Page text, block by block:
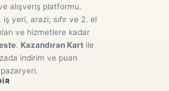
alışveriş platformu.
iş yeri, arazi; sıfır ve 2. el
ve hizmetlere kadar
. Kazandıran Kart ile
indirim ve puan
pazaryeri.